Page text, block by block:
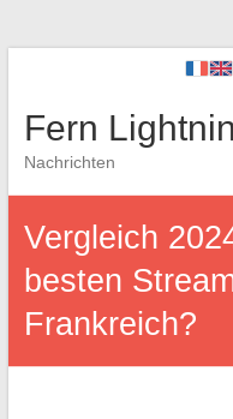
Fern
Nachrichten
Vergleich
besten
Frankreich?